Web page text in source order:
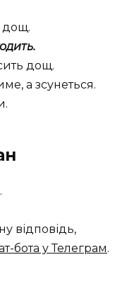
дощ.
дощ.
а зсунеться.
.
відповідь,
бота у Телеграм.